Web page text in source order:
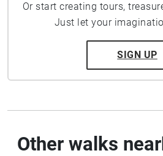
Or start creating tours,
Just let your
SIGN UP
Other walks